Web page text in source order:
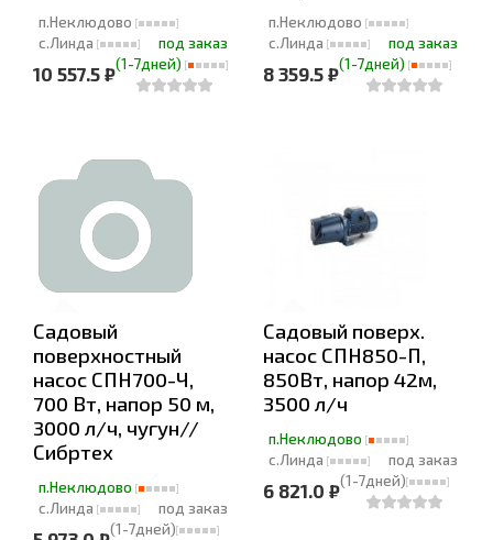
п.Неклюдово
с.Линда
под заказ
(1-7дней)
10 557.5 ₽
п.Неклюдово
с.Линда
под заказ
(1-7дней)
8 359.5 ₽
Садовый
поверхностный
насос СПН700-Ч,
700 Вт, напор 50 м,
3000 л/ч, чугун//
Сибртех
п.Неклюдово
с.Линда
под заказ
(1-7дней)
Садовый поверх.
насос СПН850-П,
850Вт, напор 42м,
3500 л/ч
п.Неклюдово
с.Линда
под заказ
(1-7дней)
6 821.0 ₽